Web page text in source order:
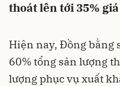
thoát lên tới 35%
Hiện nay, Đồng bằng
60% tổng sản lượng
lượng phục vụ xuất